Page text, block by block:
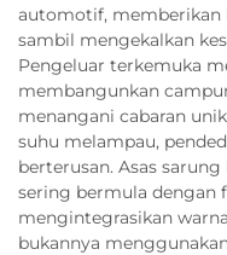
automotif, memberikan
sambil mengekalkan
Pengeluar terkemuka
membangunkan
menangani cabaran
suhu melampau,
berterusan. Asas
sering bermula dengan
mengintegrasikan
bukannya